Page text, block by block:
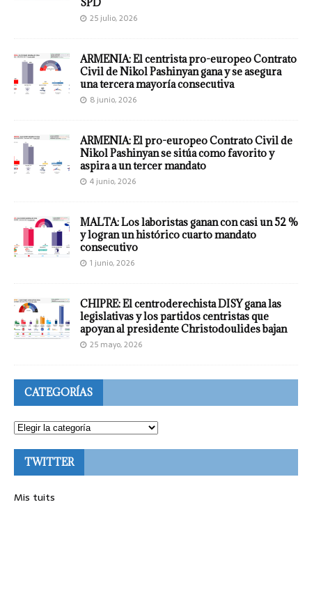
25 julio, 2026
ARMENIA: El centrista pro-europeo Contrato
Civil de Nikol Pashinyan gana y se asegura
una tercera mayoría consecutiva
8 junio, 2026
ARMENIA: El pro-europeo Contrato Civil de
Nikol Pashinyan se sitúa como favorito y
aspira a un tercer mandato
4 junio, 2026
MALTA: Los laboristas ganan con casi un 52 %
y logran un histórico cuarto mandato
consecutivo
1 junio, 2026
CHIPRE: El centroderechista DISY gana las
legislativas y los partidos centristas que
apoyan al presidente Christodoulides bajan
25 mayo, 2026
CATEGORÍAS
TWITTER
Mis tuits